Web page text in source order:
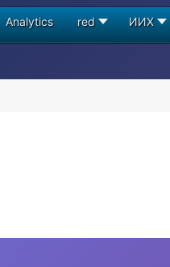
Analytics red ИИХ